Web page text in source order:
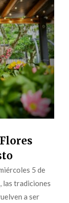
5 de
las tradiciones
a ser